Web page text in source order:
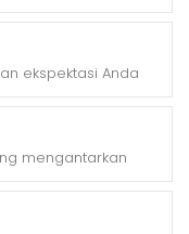
ekspektasi Anda
mengantarkan